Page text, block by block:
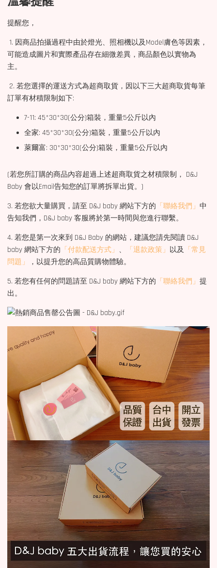
提醒您，
1. 因商品拍攝過程中由於燈光、照相機以及Model膚色等因素，
可能造成圖片和實際產品存在細微差異，商品顏色以實物為
主。
2. 若您選擇的運送方式為超商取貨，因以下三大超商取貨每筆
訂單有材積限制如下:
7-11: 45*30*30(公分)箱裝，重量5公斤以內
全家: 45*30*30(公分)箱裝，重量5公斤以內
萊爾富: 30*30*30(公分)箱裝，重量5公斤以內
(若您所訂購的商品內容超過上述超商取貨之材積限制， D&J
Baby 會以Email告知您的訂單將拆單出貨。)
3. 若您欲大量購買，請至 D&J baby 網站下方的 「聯絡我們」 中
告知我們，D&J baby 客服將於第一時間與您進行聯繫。
4. 若您是第一次來到 D&J Baby 的網站，建議您請先閱讀 D&J
baby 網站下方的 「付款配送方式」 、 「退款政策」 以及 「常見
問題」
，以提升您的高品質購物體驗。
5. 若您有任何的問題請至 D&J baby 網站下方的 「聯絡我們」 提
出。